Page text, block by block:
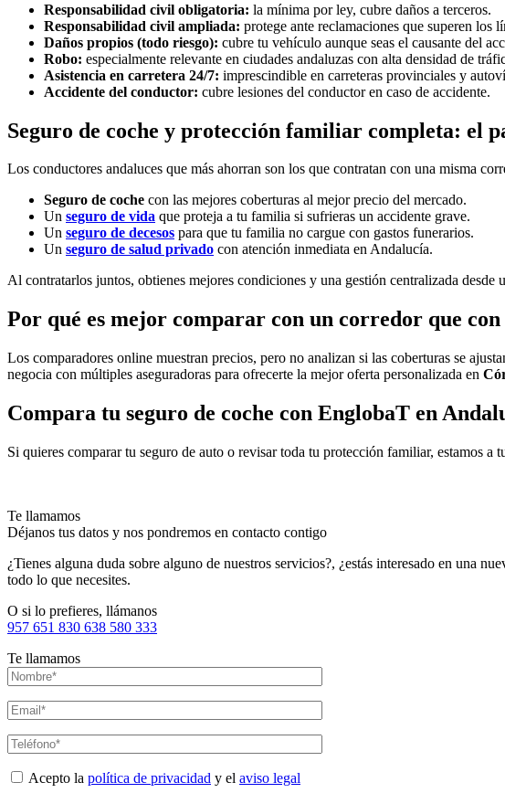
Responsabilidad civil obligatoria: la mínima por ley, cubre daños a terceros.
Responsabilidad civil ampliada: protege ante reclamaciones que superen los
Daños propios (todo riesgo): cubre tu vehículo aunque seas el causante del
Robo: especialmente relevante en ciudades andaluzas con alta densidad de
Asistencia en carretera 24/7: imprescindible en carreteras provinciales y
Accidente del conductor: cubre lesiones del conductor en caso de accidente.
Seguro de coche y protección familiar completa: el
Los conductores andaluces que más ahorran son los que contratan con una misma
Seguro de coche con las mejores coberturas al mejor precio del mercado.
Un seguro de vida que proteja a tu familia si sufrieras un accidente grave.
Un seguro de decesos para que tu familia no cargue con gastos funerarios.
Un seguro de salud privado con atención inmediata en Andalucía.
Al contratarlos juntos, obtienes mejores condiciones y una gestión centralizada desde
Por qué es mejor comparar con un corredor que
Los comparadores online muestran precios, pero no analizan si las coberturas se
negocia con múltiples aseguradoras para ofrecerte la mejor oferta personalizada en
Compara tu seguro de coche con EnglobaT en
Si quieres comparar tu seguro de auto o revisar toda tu protección familiar, estamos a
Te llamamos
Déjanos tus datos y nos pondremos en contacto contigo
¿Tienes alguna duda sobre alguno de nuestros servicios?, ¿estás interesado en una
todo lo que necesites.
O si lo prefieres, llámanos
957 651 830 638 580 333
Te llamamos
Acepto la política de privacidad y el aviso legal